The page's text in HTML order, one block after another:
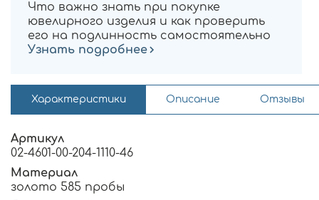
Что важно знать при покупке
ювелирного изделия и как проверить
его на подлинность самостоятельно
Узнать подробнее
Характеристики Описание Отзывы
Артикул
02-4601-00-204-1110-46
Материал
золото 585 пробы